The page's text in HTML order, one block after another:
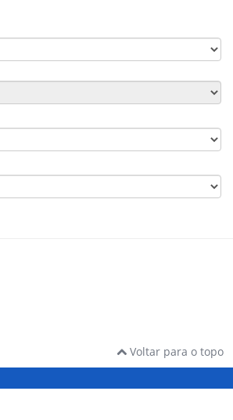
Voltar para o topo